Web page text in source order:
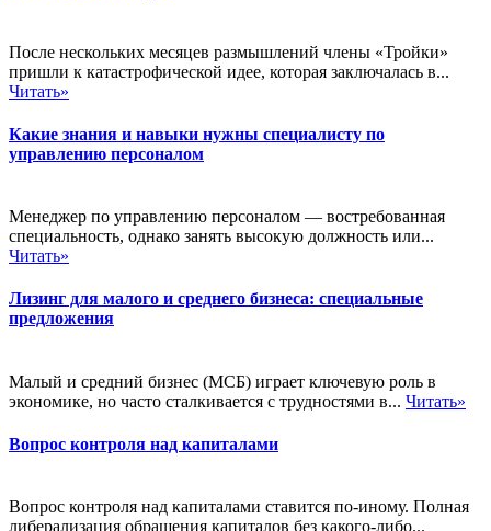
После нескольких месяцев размышлений члены «Тройки»
пришли к катастрофической идее, которая заключалась в...
Читать»
Какие знания и навыки нужны специалисту по
управлению персоналом
Менеджер по управлению персоналом — востребованная
специальность, однако занять высокую должность или...
Читать»
Лизинг для малого и среднего бизнеса: специальные
предложения
Малый и средний бизнес (МСБ) играет ключевую роль в
экономике, но часто сталкивается с трудностями в... Читать»
Вопрос контроля над капиталами
Вопрос контроля над капиталами ставится по-иному. Полная
либерализация обращения капиталов без какого-либо...